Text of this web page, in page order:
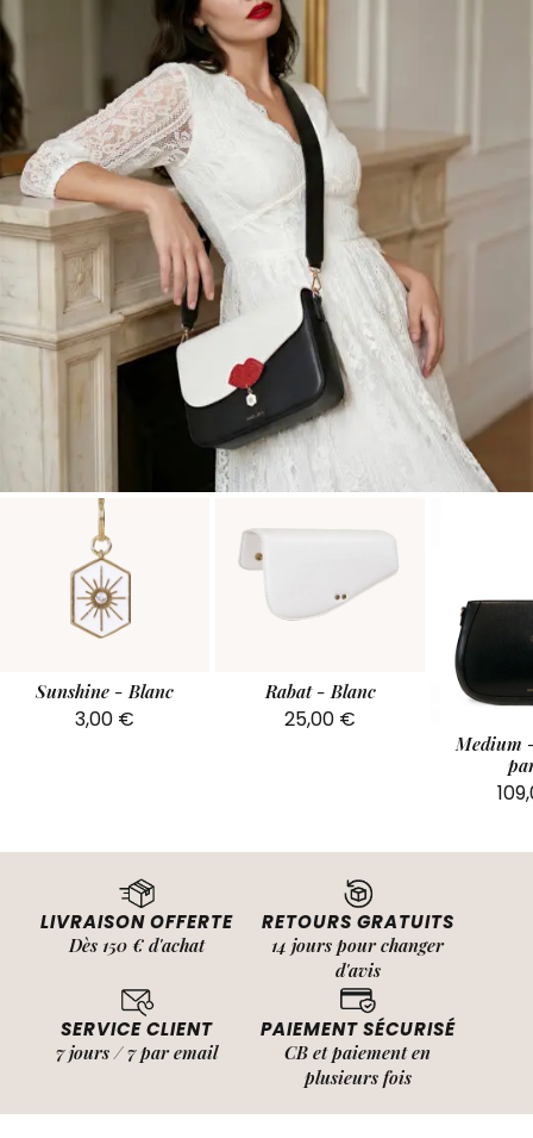
Sunshine - Blanc
3,00 €
Rabat - Blanc
25,00 €
Medium
LIVRAISON OFFERTE
Dès 150 € d'achat
RETOURS GRATUITS
14 jours pour changer
d'avis
SERVICE CLIENT
7 jours / 7 par email
PAIEMENT SÉCURISÉ
CB et paiement en
plusieurs fois